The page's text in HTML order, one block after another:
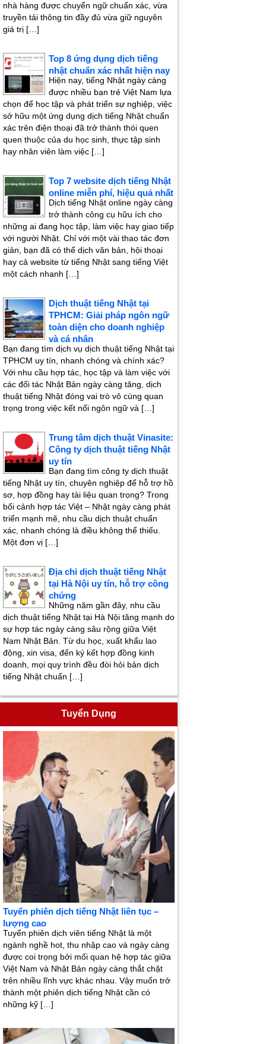
nhà hàng được chuyển ngữ chuẩn xác, vừa
truyền tải thông tin đầy đủ vừa giữ nguyên
giá trị […]
Top 8 ứng dụng dịch tiếng
nhật chuẩn xác nhất hiện nay
Hiện nay, tiếng Nhật ngày càng
được nhiều bạn trẻ Việt Nam lựa
chọn để học tập và phát triển sự nghiệp, việc
sở hữu một ứng dụng dịch tiếng Nhật chuẩn
xác trên điện thoại đã trở thành thói quen
quen thuộc của du học sinh, thực tập sinh
hay nhân viên làm việc […]
Top 7 website dịch tiếng Nhật
online miễn phí, hiệu quả nhất
Dịch tiếng Nhật online ngày càng
trở thành công cụ hữu ích cho
những ai đang học tập, làm việc hay giao tiếp
với người Nhật. Chỉ với một vài thao tác đơn
giản, bạn đã có thể dịch văn bản, hội thoại
hay cả website từ tiếng Nhật sang tiếng Việt
một cách nhanh […]
Dịch thuật tiếng Nhật tại
TPHCM: Giải pháp ngôn ngữ
toàn diện cho doanh nghiệp
và cá nhân
Bạn đang tìm dịch vụ dịch thuật tiếng Nhật tại
TPHCM uy tín, nhanh chóng và chính xác?
Với nhu cầu hợp tác, học tập và làm việc với
các đối tác Nhật Bản ngày càng tăng, dịch
thuật tiếng Nhật đóng vai trò vô cùng quan
trọng trong việc kết nối ngôn ngữ và […]
Trung tâm dịch thuật Vinasite:
Công ty dịch thuật tiếng Nhật
uy tín
Bạn đang tìm công ty dịch thuật
tiếng Nhật uy tín, chuyên nghiệp để hỗ trợ hồ
sơ, hợp đồng hay tài liệu quan trọng? Trong
bối cảnh hợp tác Việt – Nhật ngày càng phát
triển mạnh mẽ, nhu cầu dịch thuật chuẩn
xác, nhanh chóng là điều không thể thiếu.
Một đơn vị […]
Địa chỉ dịch thuật tiếng Nhật
tại Hà Nội uy tín, hỗ trợ công
chứng
Những năm gần đây, nhu cầu
dịch thuật tiếng Nhật tại Hà Nội tăng mạnh do
sự hợp tác ngày càng sâu rộng giữa Việt
Nam Nhật Bản. Từ du học, xuất khẩu lao
động, xin visa, đến ký kết hợp đồng kinh
doanh, mọi quy trình đều đòi hỏi bản dịch
tiếng Nhật chuẩn […]
Tuyển Dụng
Tuyển phiên dịch tiếng Nhật liên tục –
lượng cao
Tuyển phiên dịch viên tiếng Nhật là một
ngành nghề hot, thu nhập cao và ngày càng
được coi trọng bởi mối quan hệ hợp tác giữa
Việt Nam và Nhật Bản ngày càng thắt chặt
trên nhiều lĩnh vực khác nhau. Vậy muốn trở
thành một phiên dịch tiếng Nhật cần có
những kỹ […]